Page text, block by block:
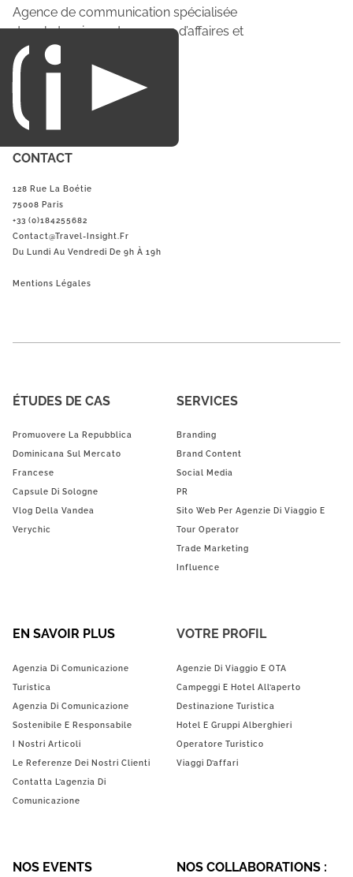
Agence de communication spécialisée
dans le tourisme du voyage d’affaires et
du loisirs.
CONTACT
128 Rue La Boétie
75008 Paris
+33 (0)184255682
Contact@Travel-Insight.fr
Du Lundi Au Vendredi De 9h À 19h
Mentions Légales
ÉTUDES DE CAS
Promuovere La Repubblica
Dominicana Sul Mercato
Francese
Capsule Di Sologne
Vlog Della Vandea
Verychic
SERVICES
Branding
Brand Content
Social Media
PR
Sito Web Per Agenzie Di Viaggio E
Tour Operator
Trade Marketing
Influence
EN SAVOIR PLUS
Agenzia Di Comunicazione
Turistica
Agenzia Di Comunicazione
Sostenibile E Responsabile
I Nostri Articoli
Le Referenze Dei Nostri Clienti
Contatta L’agenzia Di
Comunicazione
VOTRE PROFIL
Agenzie Di Viaggio E OTA
Campeggi E Hotel All’aperto
Destinazione Turistica
Hotel E Gruppi Alberghieri
Operatore Turistico
Viaggi D’affari
NOS EVENTS NOS COLLABORATIONS :